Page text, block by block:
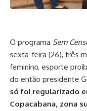
O programa Sem
sexta-feira (26), três
feminino, esporte
do então presidente
só foi regularizado
Copacabana, zona